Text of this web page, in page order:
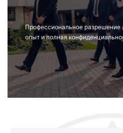
Профессиональное
опыт и полная